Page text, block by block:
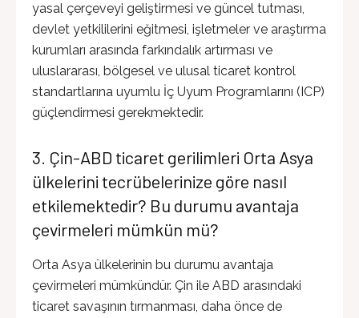
yasal çerçeveyi geliştirmesi ve güncel tutması,
devlet yetkililerini eğitmesi, işletmeler ve araştırma
kurumları arasında farkındalık artırması ve
uluslararası, bölgesel ve ulusal ticaret kontrol
standartlarına uyumlu İç Uyum Programlarını (ICP)
güçlendirmesi gerekmektedir.
3. Çin-ABD ticaret gerilimleri Orta Asya
ülkelerini tecrübelerinize göre nasıl
etkilemektedir? Bu durumu avantaja
çevirmeleri mümkün mü?
Orta Asya ülkelerinin bu durumu avantaja
çevirmeleri mümkündür. Çin ile ABD arasındaki
ticaret savaşının tırmanması, daha önce de